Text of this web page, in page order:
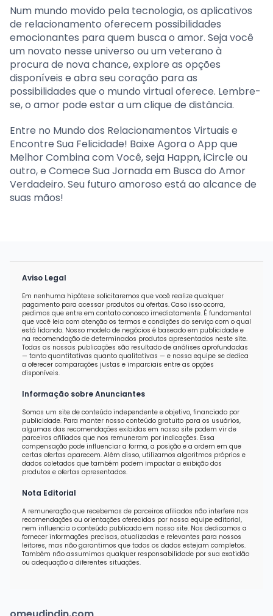
Num mundo movido pela tecnologia, os aplicativos
de relacionamento oferecem possibilidades
emocionantes para quem busca o amor. Seja você
um novato nesse universo ou um veterano à
procura de nova chance, explore as opções
disponíveis e abra seu coração para as
possibilidades que o mundo virtual oferece. Lembre-
se, o amor pode estar a um clique de distância.
Entre no Mundo dos Relacionamentos Virtuais e
Encontre Sua Felicidade! Baixe Agora o App que
Melhor Combina com Você, seja Happn, iCircle ou
outro, e Comece Sua Jornada em Busca do Amor
Verdadeiro. Seu futuro amoroso está ao alcance de
suas mãos!
Aviso Legal
Em nenhuma hipótese solicitaremos que você realize qualquer
pagamento para acessar produtos ou ofertas. Caso isso ocorra,
pedimos que entre em contato conosco imediatamente. É fundamental
que você leia com atenção os termos e condições do serviço com o qual
está lidando. Nosso modelo de negócios é baseado em publicidade e
na recomendação de determinados produtos apresentados neste site.
Todas as nossas publicações são resultado de análises aprofundadas
— tanto quantitativas quanto qualitativas — e nossa equipe se dedica
a oferecer comparações justas e imparciais entre as opções
disponíveis.
Informação sobre Anunciantes
Somos um site de conteúdo independente e objetivo, financiado por
publicidade. Para manter nosso conteúdo gratuito para os usuários,
algumas das recomendações exibidas em nosso site podem vir de
parceiros afiliados que nos remuneram por indicações. Essa
compensação pode influenciar a forma, a posição e a ordem em que
certas ofertas aparecem. Além disso, utilizamos algoritmos próprios e
dados coletados que também podem impactar a exibição dos
produtos e ofertas apresentados.
Nota Editorial
A remuneração que recebemos de parceiros afiliados não interfere nas
recomendações ou orientações oferecidas por nossa equipe editorial,
nem influencia o conteúdo publicado em nosso site. Nos dedicamos a
fornecer informações precisas, atualizadas e relevantes para nossos
leitores, mas não garantimos que todos os dados estejam completos.
Também não assumimos qualquer responsabilidade por sua exatidão
ou adequação a diferentes situações.